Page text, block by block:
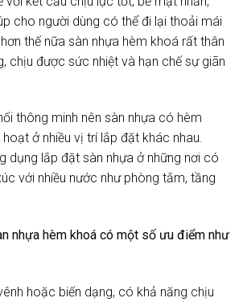
cho người dùng có thể đi lại thoải mái
thế nữa sàn nhựa hèm khoá rất thân
chịu được sức nhiệt và hạn chế sự giãn
thông minh nên sàn nhựa có hèm
ở nhiều vị trí lắp đặt khác nhau.
dụng lắp đặt sàn nhựa ở những nơi có
với nhiều nước như phòng tắm, tầng
nhựa hèm khoá có một số ưu điểm như
hoặc biến dạng, có khả năng chịu